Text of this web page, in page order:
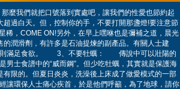
麼我們就把口號落到實處吧，讓我們的性愛也節約起
白天。但，控制你的手，不要打開那盞燈!要注意節
稀，COME ON!另外，在早上嘿咻也是彌補之道，晨光
滑劑，有許多是石油提煉的副產品。有關人士建
三則滿足食欲。 3、不要牡蠣： 傳說中可以壯陽的
士食譜中的“威而鋼”。但少吃牡蠣，其實就是保護海
的。但夏日炎炎，洗澡後上床成了做愛模式的一部
讓環保人士痛心疾首，於是他們呼籲，為了地球，請你